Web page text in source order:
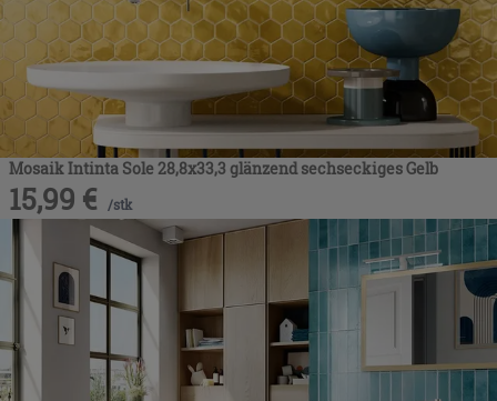
Mosaik Intinta Sole 28,8x33,3 glänzend sechseckiges Gelb
15,99 € /stk